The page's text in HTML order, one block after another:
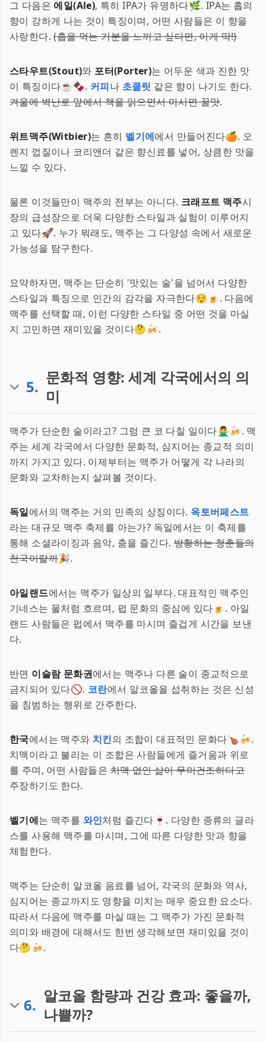
그 다음은 에일(Ale), 특히 IPA가 유명하다🌿. IPA는 홉의
향이 강하게 나는 것이 특징이며, 어떤 사람들은 이 향을
사랑한다.(홉을 먹는 기분을 느끼고 싶다면, 이게 딱!)
스타우트(Stout)와 포터(Porter)는 어두운 색과 진한 맛
이 특징이다☕🍫. 커피나 초콜릿 같은 향이 나기도 한다.
겨울에 벽난로 앞에서 책을 읽으면서 마시면 꿀맛.
위트맥주(Witbier)는 흔히 벨기에에서 만들어진다🍊. 오
렌지 껍질이나 코리앤더 같은 향신료를 넣어, 상큼한 맛을
느낄 수 있다.
물론 이것들만이 맥주의 전부는 아니다. 크래프트 맥주시
장의 급성장으로 더욱 다양한 스타일과 실험이 이루어지
고 있다🚀. 누가 뭐래도, 맥주는 그 다양성 속에서 새로운
가능성을 탐구한다.
요약하자면, 맥주는 단순히 '맛있는 술'을 넘어서 다양한
스타일과 특징으로 인간의 감각을 자극한다😌🍺. 다음에
맥주를 선택할 때, 이런 다양한 스타일 중 어떤 것을 마실
지 고민하면 재미있을 것이다🤔🍻.
5. 문화적 영향: 세계 각국에서의 의
미
맥주가 단순한 술이라고? 그럼 큰 코 다칠 일이다🙅‍♂️🍻. 맥
주는 세계 각국에서 다양한 문화적, 심지어는 종교적 의미
까지 가지고 있다. 이제부터는 맥주가 어떻게 각 나라의
문화와 교차하는지 살펴볼 것이다.
독일에서의 맥주는 거의 민족의 상징이다. 옥토버페스트
라는 대규모 맥주 축제를 아는가? 독일에서는 이 축제를
통해 소셜라이징과 음악, 춤을 즐긴다.방황하는 청춘들의
천국이랄까🎉.
아일랜드에서는 맥주가 일상의 일부다. 대표적인 맥주인
기네스는 물처럼 흐르며, 펍 문화의 중심에 있다🍺. 아일
랜드 사람들은 펍에서 맥주를 마시며 즐겁게 시간을 보낸
다.
반면 이슬람 문화권에서는 맥주나 다른 술이 종교적으로
금지되어 있다🚫. 코란에서 알코올을 섭취하는 것은 신성
을 침범하는 행위로 간주한다.
한국에서는 맥주와치킨의 조합이 대표적인 문화다🍗🍻.
치맥이라고 불리는 이 조합은 사람들에게 즐거움과 위로
를 주며, 어떤 사람들은치맥 없인 삶이 무미건조하다고
주장하기도 한다.
벨기에는 맥주를 와인처럼 즐긴다🍷. 다양한 종류의 글라
스를 사용해 맥주를 마시며, 그에 따른 다양한 맛과 향을
체험한다.
맥주는 단순히 알코올 음료를 넘어, 각국의 문화와 역사,
심지어는 종교까지도 영향을 미치는 매우 중요한 요소다.
따라서 다음에 맥주를 마실 때는 그 맥주가 가진 문화적
의미와 배경에 대해서도 한번 생각해보면 재미있을 것이
다🤔🍻.
6. 알코올 함량과 건강 효과: 좋을까,
나쁠까?